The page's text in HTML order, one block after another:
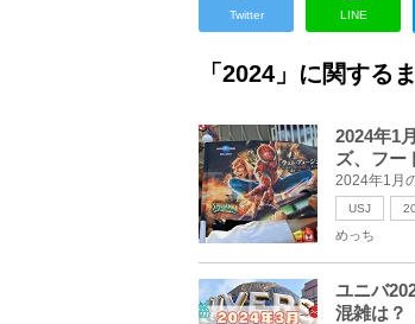
Twitter LINE
「2024」に関する
2024年1
ズ、フー
USJ
めっち
ユニバ
混雑は？